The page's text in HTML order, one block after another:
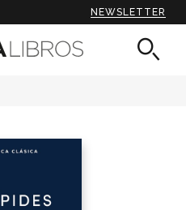
NEWSLETTER